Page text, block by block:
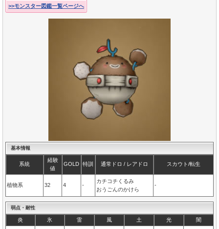
>>モンスター図鑑一覧ページへ
基本情報
系統
経験
値
GOLD 特訓 通常ドロ / レアドロ スカウト/転生
植物系 32 4 -
カチコチくるみ
おうごんのかけら
-
弱点・耐性
炎 氷 雷 風 土 光 闇